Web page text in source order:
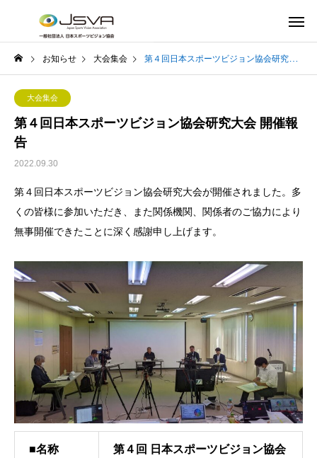
お知らせ 大会集会 第４回日本スポーツビジョン協会研究大会 開催報告
大会集会
第４回日本スポーツビジョン協会研究大会 開催報
告
2022.09.30
第４回日本スポーツビジョン協会研究大会が開催されました。多
くの皆様に参加いただき、また関係機関、関係者のご協力により
無事開催できたことに深く感謝申し上げます。
■名称
第４回 日本スポーツビジョン協会